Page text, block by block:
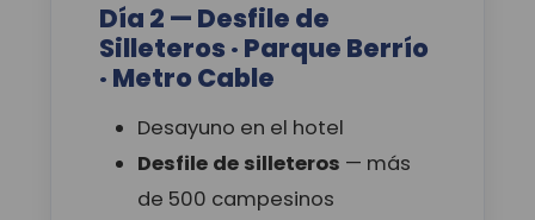
Día 2 — Desfile de
Silleteros · Parque Berrío
· Metro Cable
Desayuno en el hotel
Desfile de silleteros — más
de 500 campesinos